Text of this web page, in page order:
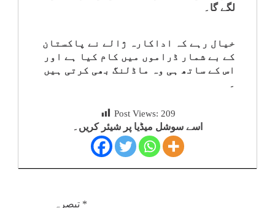
لگے گا۔
خیال رہے کہ اداکارہ ژالے نے پاکستان
کے بے شمار ڈراموں میں کام کیا ہے اور
اس کے ساتھ ہی وہ ماڈلنگ بھی کرتی ہیں
۔
Post Views: 209
اسے سوشل میڈیا پر شیئر کریں۔
تبصرہ *